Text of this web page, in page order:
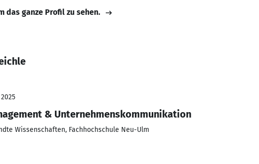
das ganze Profil zu sehen.
& Unternehmenskommunikation
Wissenschaften, Fachhochschule Neu-Ulm